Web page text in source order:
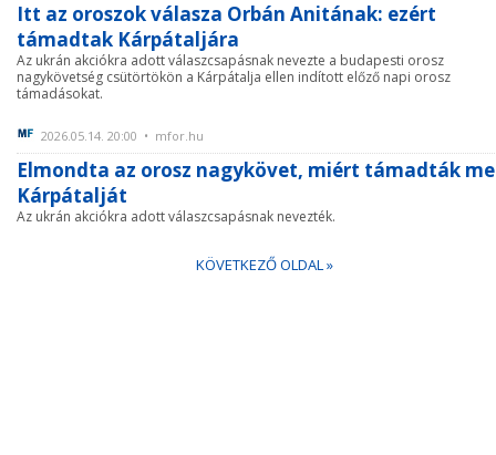
Itt az oroszok válasza Orbán Anitának: ezért
támadtak Kárpátaljára
Az ukrán akciókra adott válaszcsapásnak nevezte a budapesti orosz
nagykövetség csütörtökön a Kárpátalja ellen indított előző napi orosz
támadásokat.
2026.05.14. 20:00 • mfor.hu
Elmondta az orosz nagykövet, miért támadták
Kárpátalját
Az ukrán akciókra adott válaszcsapásnak nevezték.
KÖVETKEZŐ OLDAL »